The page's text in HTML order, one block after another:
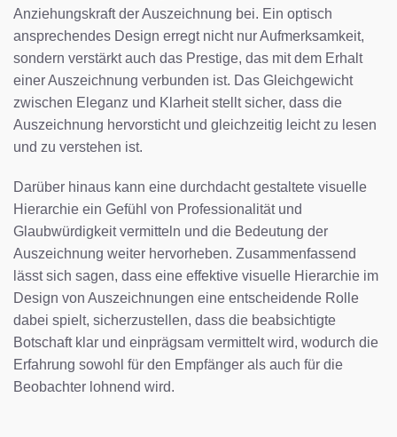
Anziehungskraft der Auszeichnung bei. Ein optisch
ansprechendes Design erregt nicht nur Aufmerksamkeit,
sondern verstärkt auch das Prestige, das mit dem Erhalt
einer Auszeichnung verbunden ist. Das Gleichgewicht
zwischen Eleganz und Klarheit stellt sicher, dass die
Auszeichnung hervorsticht und gleichzeitig leicht zu lesen
und zu verstehen ist.
Darüber hinaus kann eine durchdacht gestaltete visuelle
Hierarchie ein Gefühl von Professionalität und
Glaubwürdigkeit vermitteln und die Bedeutung der
Auszeichnung weiter hervorheben. Zusammenfassend
lässt sich sagen, dass eine effektive visuelle Hierarchie im
Design von Auszeichnungen eine entscheidende Rolle
dabei spielt, sicherzustellen, dass die beabsichtigte
Botschaft klar und einprägsam vermittelt wird, wodurch die
Erfahrung sowohl für den Empfänger als auch für die
Beobachter lohnend wird.